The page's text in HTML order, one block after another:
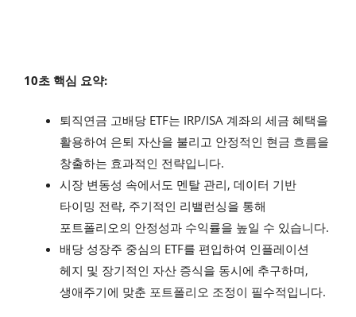
10초 핵심 요약:
퇴직연금 고배당 ETF는 IRP/ISA 계좌의 세금 혜택을
활용하여 은퇴 자산을 불리고 안정적인 현금 흐름을
창출하는 효과적인 전략입니다.
시장 변동성 속에서도 멘탈 관리, 데이터 기반
타이밍 전략, 주기적인 리밸런싱을 통해
포트폴리오의 안정성과 수익률을 높일 수 있습니다.
배당 성장주 중심의 ETF를 편입하여 인플레이션
헤지 및 장기적인 자산 증식을 동시에 추구하며,
생애주기에 맞춘 포트폴리오 조정이 필수적입니다.